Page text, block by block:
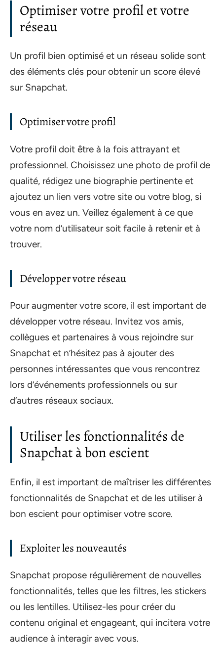
Optimiser votre profil et votre
réseau
Un profil bien optimisé et un réseau solide sont
des éléments clés pour obtenir un score élevé
sur Snapchat.
Optimiser votre profil
Votre profil doit être à la fois attrayant et
professionnel. Choisissez une photo de profil de
qualité, rédigez une biographie pertinente et
ajoutez un lien vers votre site ou votre blog, si
vous en avez un. Veillez également à ce que
votre nom d’utilisateur soit facile à retenir et à
trouver.
Développer votre réseau
Pour augmenter votre score, il est important de
développer votre réseau. Invitez vos amis,
collègues et partenaires à vous rejoindre sur
Snapchat et n’hésitez pas à ajouter des
personnes intéressantes que vous rencontrez
lors d’événements professionnels ou sur
d’autres réseaux sociaux.
Utiliser les fonctionnalités de
Snapchat à bon escient
Enfin, il est important de maîtriser les différentes
fonctionnalités de Snapchat et de les utiliser à
bon escient pour optimiser votre score.
Exploiter les nouveautés
Snapchat propose régulièrement de nouvelles
fonctionnalités, telles que les filtres, les stickers
ou les lentilles. Utilisez-les pour créer du
contenu original et engageant, qui incitera votre
audience à interagir avec vous.